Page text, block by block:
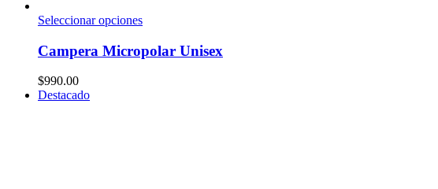
Seleccionar opciones
Campera Micropolar Unisex
$990.00
Destacado